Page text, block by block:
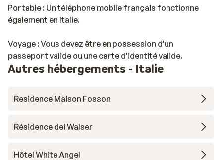
Portable : Un téléphone mobile français fonctionne
également en Italie.
Voyage : Vous devez être en possession d'un
passeport valide ou une carte d'identité valide.
Autres hébergements - Italie
Residence Maison Fosson
Résidence dei Walser
Hôtel White Angel